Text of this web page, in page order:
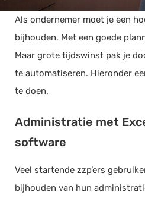
Als ondernemer moet je een
bijhouden. Met een goede
Maar grote tijdswinst pak je
te automatiseren. Hieronder
te doen.
Administratie met
software
Veel startende zzp’ers
bijhouden van hun